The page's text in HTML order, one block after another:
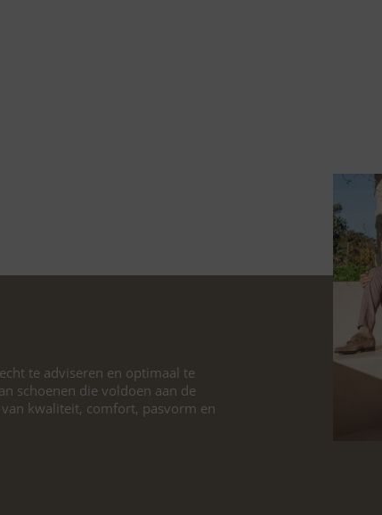
te adviseren en optimaal te
schoenen die voldoen aan de
kwaliteit, comfort, pasvorm en